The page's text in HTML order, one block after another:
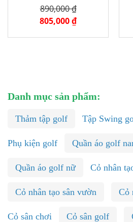
890,000 ₫
805,000 ₫
Danh mục sản phẩm:
Thảm tập golf Tập Swing
Phụ kiện golf Quần áo golf
Quần áo golf nữ Cỏ nhân
Cỏ nhân tạo sân vườn Cỏ
Cỏ sân chơi Cỏ sân golf